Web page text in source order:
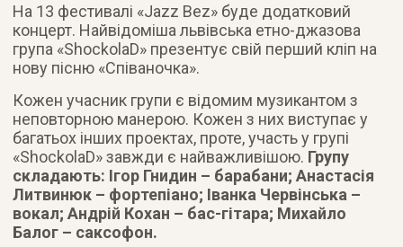
На 13 фестивалі «Jazz Bez» буде додатковий
концерт. Найвідоміша львівська етно-джазова
група «ShockolaD» презентує свій перший кліп на
нову пісню «Співаночка».
Кожен учасник групи є відомим музикантом з
неповторною манерою. Кожен з них виступає у
багатьох інших проектах, проте, участь у групі
«ShockolaD» завжди є найважливішою. Групу
складають: Ігор Гнидин – барабани; Анастасія
Литвинюк – фортепіано; Іванка Червінська –
вокал; Андрій Кохан – бас-гітара; Михайло
Балог – саксофон.